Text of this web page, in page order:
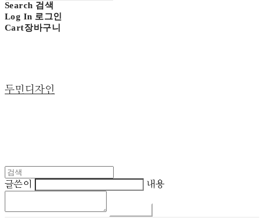
Search 검색
Log In 로그인
Cart장바구니
두민디자인
글쓴이 내용